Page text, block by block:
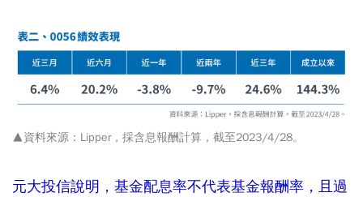
▲資料來源：Lipper，採含息報酬計算，截至2023/4/28。
元大投信說明，基金配息率不代表基金報酬率，且過